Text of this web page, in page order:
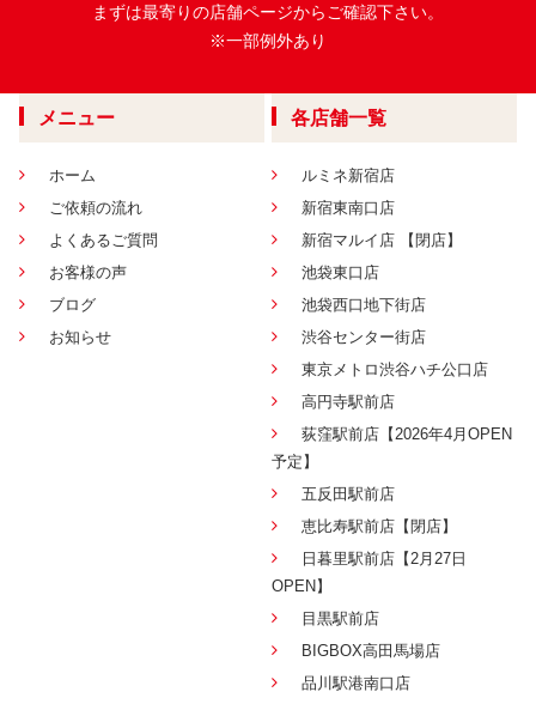
まずは最寄りの店舗ページからご確認下さい。
※一部例外あり
メニュー
ホーム
ご依頼の流れ
よくあるご質問
お客様の声
ブログ
お知らせ
各店舗一覧
ルミネ新宿店
新宿東南口店
新宿マルイ店 【閉店】
池袋東口店
池袋西口地下街店
渋谷センター街店
東京メトロ渋谷ハチ公口店
高円寺駅前店
荻窪駅前店【2026年4月OPEN
予定】
五反田駅前店
恵比寿駅前店【閉店】
日暮里駅前店【2月27日
OPEN】
目黒駅前店
BIGBOX高田馬場店
品川駅港南口店